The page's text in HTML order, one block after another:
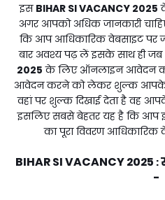
इस BIHAR SI VACANCY 2025
अगर आपको अधिक जानकारी
कि आप आधिकारिक वेबसाइट पर
बार अवश्य पढ़ लें इसके साथ ही
2025 के लिए ऑनलाइन आवेदन
आवेदन करने को लेकर शुल्क आपके
वहां पर शुल्क दिखाई देता है वह
इसलिए सबसे बेहतर यह है कि
का पूरा विवरण आधिकारिक
BIHAR SI VACANCY 2025 :
-